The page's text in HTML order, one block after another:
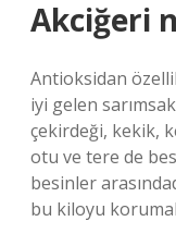
Akciğeri
Antioksidan
iyi gelen
çekirdeği, kekik,
otu ve tere de
besinler
bu kiloyu